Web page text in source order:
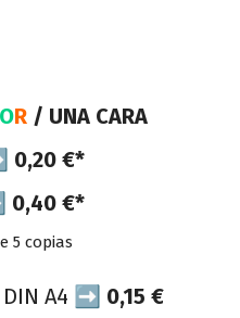
OR / UNA CARA
0,20 €*
0,40 €*
5 copias
DIN A4 ➡ 0,15 €